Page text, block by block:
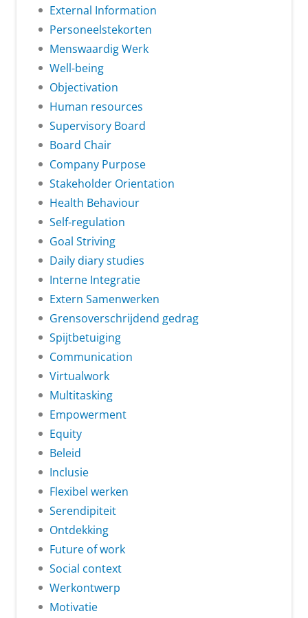
External Information
Personeelstekorten
Menswaardig Werk
Well-being
Objectivation
Human resources
Supervisory Board
Board Chair
Company Purpose
Stakeholder Orientation
Health Behaviour
Self-regulation
Goal Striving
Daily diary studies
Interne Integratie
Extern Samenwerken
Grensoverschrijdend gedrag
Spijtbetuiging
Communication
Virtualwork
Multitasking
Empowerment
Equity
Beleid
Inclusie
Flexibel werken
Serendipiteit
Ontdekking
Future of work
Social context
Werkontwerp
Motivatie